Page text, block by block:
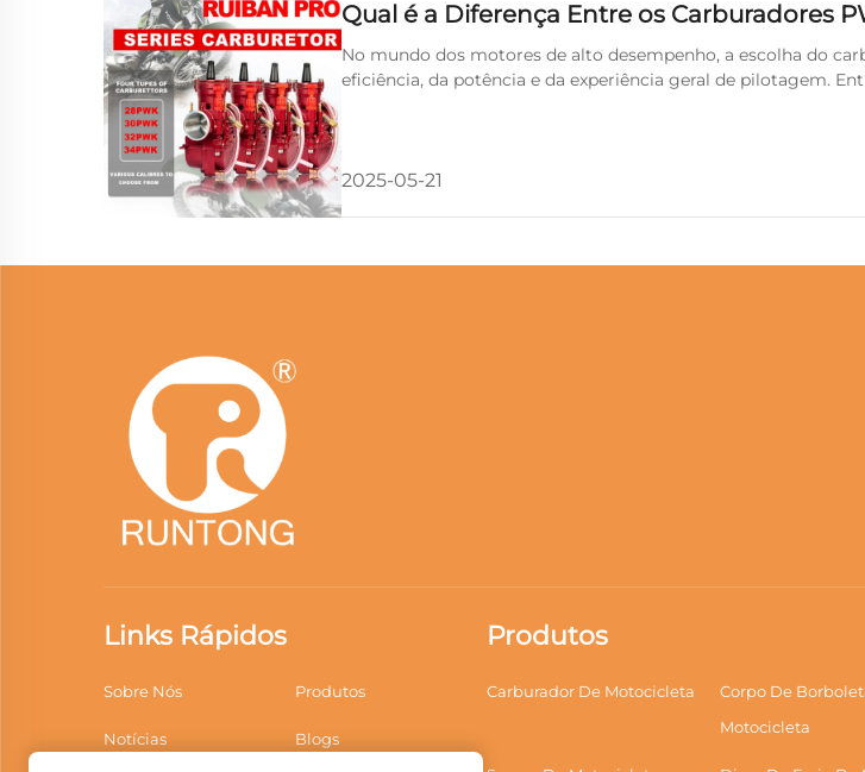
Qual é a Diferença Entre os Carburadores
No mundo dos motores de alto desempenho, a escolha do
eficiência, da potência e da experiência geral de pilotagem.
2025-05-21
Links Rápidos
Sobre Nós Produtos
Notícias Blogs
Produtos
Carburador De Motocicleta
Corpo De
Motocicleta